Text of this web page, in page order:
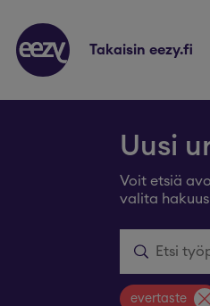
takaisin eezy.fi
Uusi
Voit etsiä
valita
evertaste